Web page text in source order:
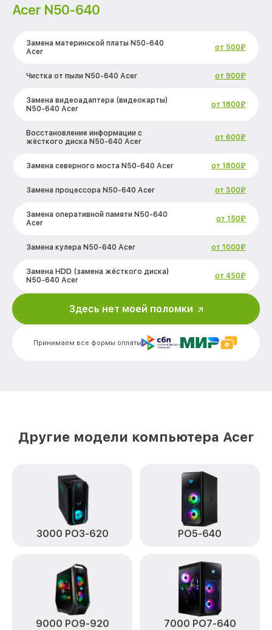
Acer N50-640
Замена материнской платы N50-640
Acer
от 500₽
Чистка от пыли N50-640 Acer от 900₽
Замена видеоадаптера (видеокарты)
N50-640 Acer
от 1800₽
Восстановление информации с
жёсткого диска N50-640 Acer
от 600₽
Замена северного моста N50-640 Acer от 1800₽
Замена процессора N50-640 Acer от 300₽
Замена оперативной памяти N50-640
Acer
от 150₽
Замена кулера N50-640 Acer от 1000₽
Замена HDD (замена жёсткого диска)
N50-640 Acer
от 450₽
Замена блока питания N50-640 Acer
Принимаем все формы оплаты
Здесь нет моей поломки
Другие модели компьютера Acer
3000 PO3-620 PO5-640
9000 PO9-920 7000 PO7-640